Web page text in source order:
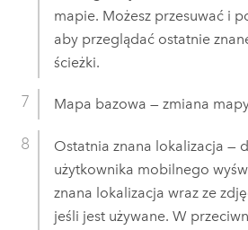
mapie. Możesz przesuwać i
aby przeglądać ostatnie
ścieżki.
Mapa bazowa — zmiana
Ostatnia znana lokalizacja —
użytkownika mobilnego
znana lokalizacja wraz ze
jeśli jest używane. W